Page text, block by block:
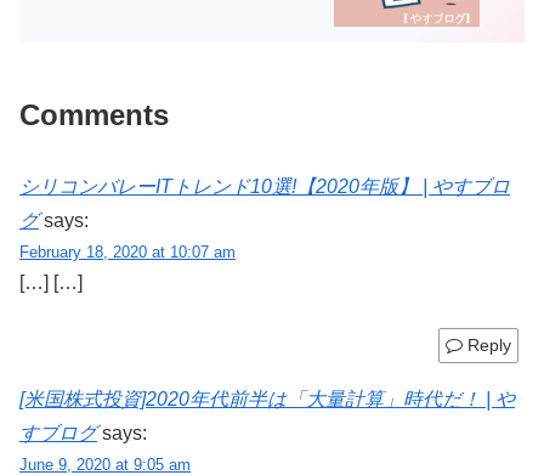
Comments
シリコンバレーITトレンド10選!【2020年版】 | やすブロ
グ says:
February 18, 2020 at 10:07 am
[…] […]
Reply
[米国株式投資]2020年代前半は「大量計算」時代だ！ | や
すブログ says:
June 9, 2020 at 9:05 am